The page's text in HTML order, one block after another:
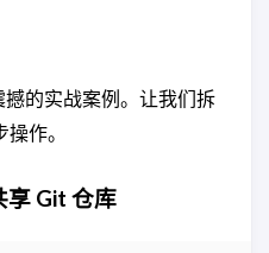
撼的实战案例。让我们拆
作。
享 Git 仓库